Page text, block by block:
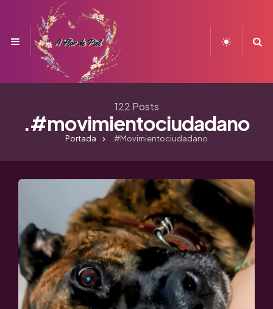
Menu
122 Posts
.#movimientociudadano
Portada .#movimientociudadano